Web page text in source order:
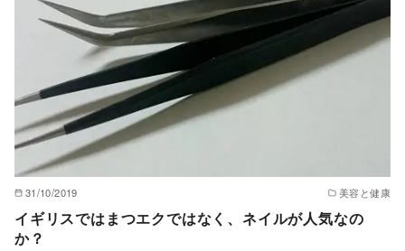
31/10/2019 美容と健康
イギリスではまつエクではなく、ネイルが人気なの
か？